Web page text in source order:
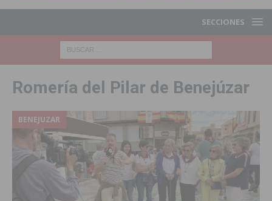
SECCIONES
Romería del Pilar de Benejúzar
BENEJUZAR